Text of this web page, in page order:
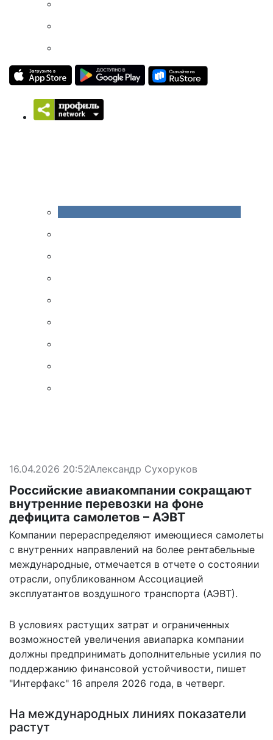
16.04.2026 20:52Александр Сухоруков
Российские авиакомпании сокращают
внутренние перевозки на фоне
дефицита самолетов – АЭВТ
Компании перераспределяют имеющиеся самолеты
с внутренних направлений на более рентабельные
международные, отмечается в отчете о состоянии
отрасли, опубликованном Ассоциацией
эксплуатантов воздушного транспорта (АЭВТ).
В условиях растущих затрат и ограниченных
возможностей увеличения авиапарка компании
должны предпринимать дополнительные усилия по
поддержанию финансовой устойчивости, пишет
"Интерфакс" 16 апреля 2026 года, в четверг.
На международных линиях показатели
растут